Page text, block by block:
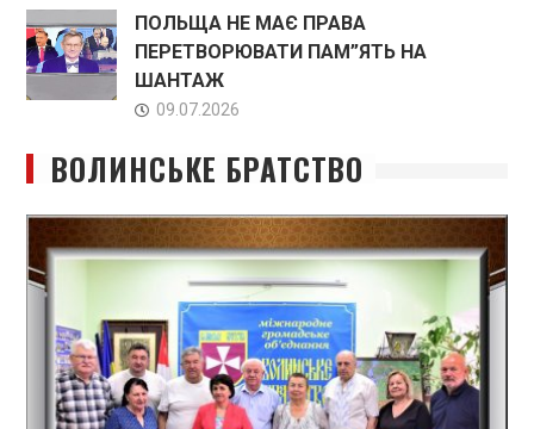
ПОЛЬЩА НЕ МАЄ ПРАВА
ПЕРЕТВОРЮВАТИ ПАМ”ЯТЬ НА
ШАНТАЖ
09.07.2026
ВОЛИНСЬКЕ БРАТСТВО